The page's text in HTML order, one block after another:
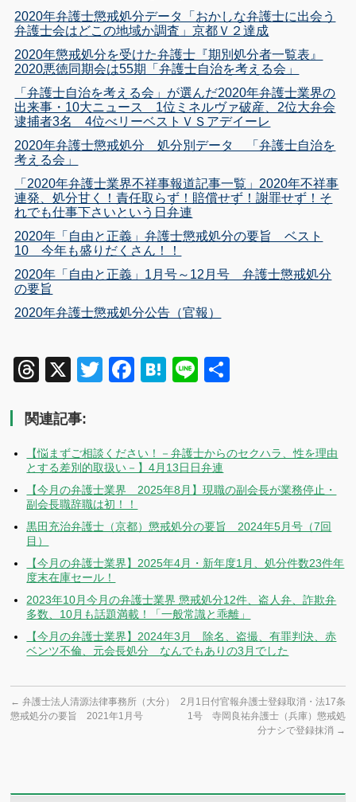
2020年弁護士懲戒処分データ「おかしな弁護士に出会う
弁護士会はどこの地域か調査」京都Ｖ２達成
2020年懲戒処分を受けた弁護士『期別処分者一覧表』
2020悪徳同期会は55期「弁護士自治を考える会」
「弁護士自治を考える会」が選んだ2020年弁護士業界の
出来事・10大ニュース 1位ミネルヴァ破産、2位大弁会
逮捕者3名 4位べリーベストＶＳアデイーレ
2020年弁護士懲戒処分 処分別データ 「弁護士自治を
考える会」
「2020年弁護士業界不祥事報道記事一覧」2020年不祥事
連発、処分甘く！責任取らず！賠償せず！謝罪せず！そ
れでも仕事下さいという日弁連
2020年「自由と正義」弁護士懲戒処分の要旨 ベスト
10 今年も盛りだくさん！！
2020年「自由と正義」1月号～12月号 弁護士懲戒処分
の要旨
2020年弁護士懲戒処分公告（官報）
Threads
X TwitterFacebook
Hatena
Line
関連記事:
【悩まずご相談ください！－弁護士からのセクハラ、性を理由
とする差別的取扱い－】4月13日日弁連
【今月の弁護士業界 2025年8月】現職の副会長が業務停止・
副会長職辞職は初！！
黒田充治弁護士（京都）懲戒処分の要旨 2024年5月号（7回
目）
【今月の弁護士業界】2025年4月・新年度1月、処分件数23件年
度末在庫セール！
2023年10月今月の弁護士業界 懲戒処分12件、盗人弁、詐欺弁
多数、10月も話題満載！「一般常識と乖離」
【今月の弁護士業界】2024年3月 除名、盗撮、有罪判決、赤
ベンツ不倫、元会長処分 なんでもありの3月でした
← 弁護士法人清源法律事務所（大分）
懲戒処分の要旨 2021年1月号
2月1日付官報弁護士登録取消・法17条
1号 寺岡良祐弁護士（兵庫）懲戒処
分ナシで登録抹消 →